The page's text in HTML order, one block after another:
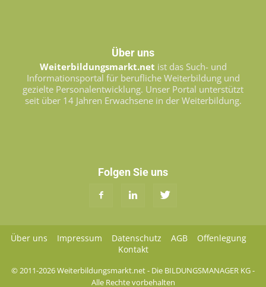
Über uns
Weiterbildungsmarkt.net ist das Such- und
Informationsportal für berufliche Weiterbildung und
gezielte Personalentwicklung. Unser Portal unterstützt
seit über 14 Jahren Erwachsene in der Weiterbildung.
Folgen Sie uns
Über uns Impressum Datenschutz AGB
Offenlegung
Kontakt
© 2011-2026 Weiterbildungsmarkt.net - Die BILDUNGSMANAGER KG -
Alle Rechte vorbehalten